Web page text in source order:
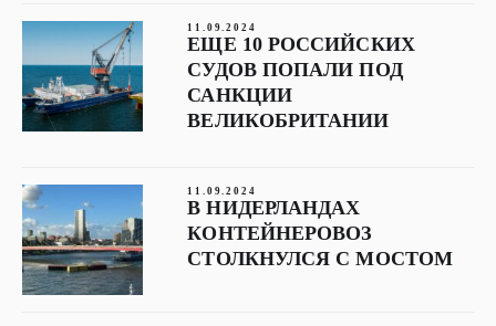
11.09.2024
ЕЩЕ 10 РОССИЙСКИХ
СУДОВ ПОПАЛИ ПОД
САНКЦИИ
ВЕЛИКОБРИТАНИИ
11.09.2024
В НИДЕРЛАНДАХ
КОНТЕЙНЕРОВОЗ
СТОЛКНУЛСЯ С МОСТОМ